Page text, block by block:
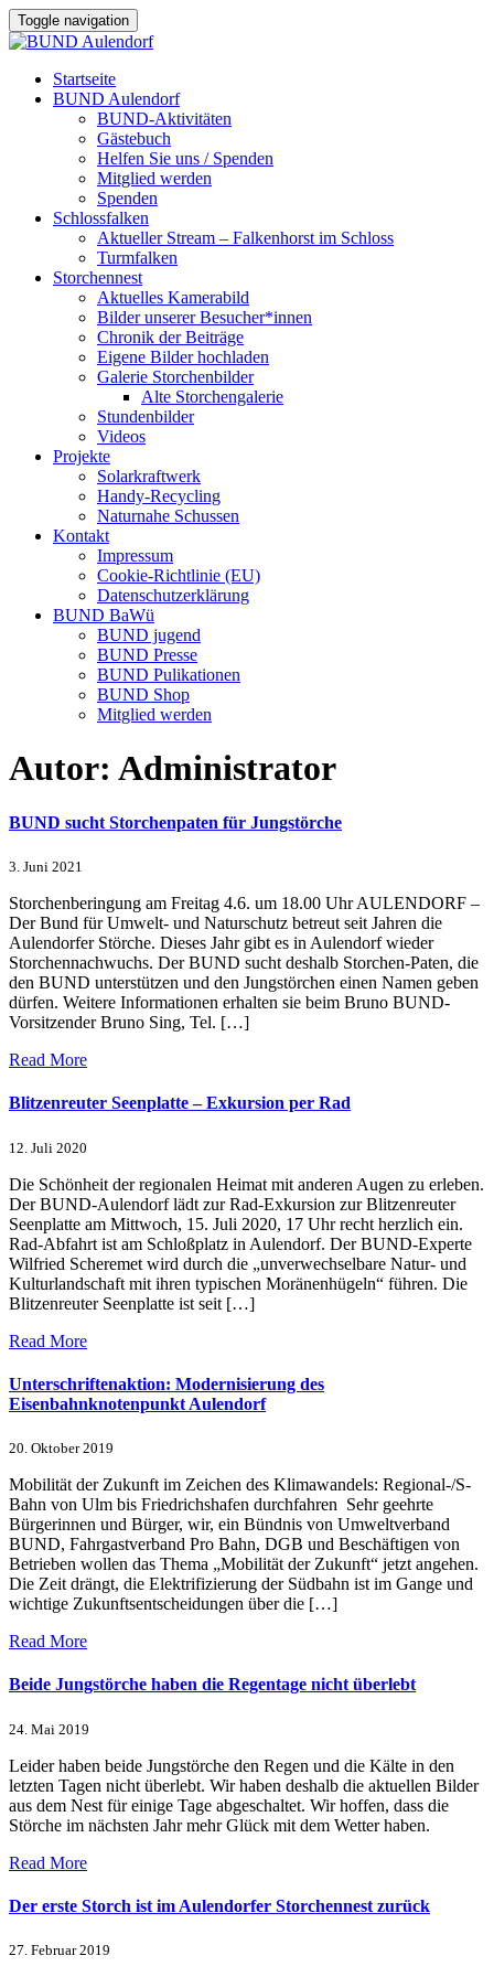
Toggle navigation
Startseite
BUND Aulendorf
BUND-Aktivitäten
Gästebuch
Helfen Sie uns / Spenden
Mitglied werden
Spenden
Schlossfalken
Aktueller Stream – Falkenhorst im Schloss
Turmfalken
Storchennest
Aktuelles Kamerabild
Bilder unserer Besucher*innen
Chronik der Beiträge
Eigene Bilder hochladen
Galerie Storchenbilder
Alte Storchengalerie
Stundenbilder
Videos
Projekte
Solarkraftwerk
Handy-Recycling
Naturnahe Schussen
Kontakt
Impressum
Cookie-Richtlinie (EU)
Datenschutzerklärung
BUND BaWü
BUND jugend
BUND Presse
BUND Pulikationen
BUND Shop
Mitglied werden
Autor: Administrator
BUND sucht Storchenpaten für Jungstörche
3. Juni 2021
Storchenberingung am Freitag 4.6. um 18.00 Uhr AULENDORF –
Der Bund für Umwelt- und Naturschutz betreut seit Jahren die
Aulendorfer Störche. Dieses Jahr gibt es in Aulendorf wieder
Storchennachwuchs. Der BUND sucht deshalb Storchen-Paten, die
den BUND unterstützen und den Jungstörchen einen Namen geben
dürfen. Weitere Informationen erhalten sie beim Bruno BUND-
Vorsitzender Bruno Sing, Tel. […]
Read More
Blitzenreuter Seenplatte – Exkursion per Rad
12. Juli 2020
Die Schönheit der regionalen Heimat mit anderen Augen zu erleben.
Der BUND-Aulendorf lädt zur Rad-Exkursion zur Blitzenreuter
Seenplatte am Mittwoch, 15. Juli 2020, 17 Uhr recht herzlich ein.
Rad-Abfahrt ist am Schloßplatz in Aulendorf. Der BUND-Experte
Wilfried Scheremet wird durch die „unverwechselbare Natur- und
Kulturlandschaft mit ihren typischen Moränenhügeln“ führen. Die
Blitzenreuter Seenplatte ist seit […]
Read More
Unterschriftenaktion: Modernisierung des
Eisenbahnknotenpunkt Aulendorf
20. Oktober 2019
Mobilität der Zukunft im Zeichen des Klimawandels: Regional-/S-
Bahn von Ulm bis Friedrichshafen durchfahren Sehr geehrte
Bürgerinnen und Bürger, wir, ein Bündnis von Umweltverband
BUND, Fahrgastverband Pro Bahn, DGB und Beschäftigen von
Betrieben wollen das Thema „Mobilität der Zukunft“ jetzt angehen.
Die Zeit drängt, die Elektrifizierung der Südbahn ist im Gange und
wichtige Zukunftsentscheidungen über die […]
Read More
Beide Jungstörche haben die Regentage nicht überlebt
24. Mai 2019
Leider haben beide Jungstörche den Regen und die Kälte in den
letzten Tagen nicht überlebt. Wir haben deshalb die aktuellen Bilder
aus dem Nest für einige Tage abgeschaltet. Wir hoffen, dass die
Störche im nächsten Jahr mehr Glück mit dem Wetter haben.
Read More
Der erste Storch ist im Aulendorfer Storchennest zurück
27. Februar 2019